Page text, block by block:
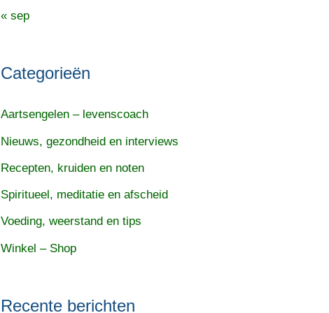
« sep
Categorieën
Aartsengelen – levenscoach
Nieuws, gezondheid en interviews
Recepten, kruiden en noten
Spiritueel, meditatie en afscheid
Voeding, weerstand en tips
Winkel – Shop
Recente berichten